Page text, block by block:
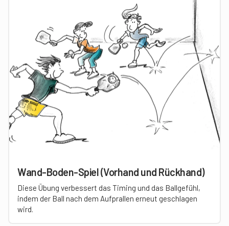
Wand-Boden-Spiel (Vorhand und Rückhand)
Diese Übung verbessert das Timing und das Ballgefühl,
indem der Ball nach dem Aufprallen erneut geschlagen
wird.